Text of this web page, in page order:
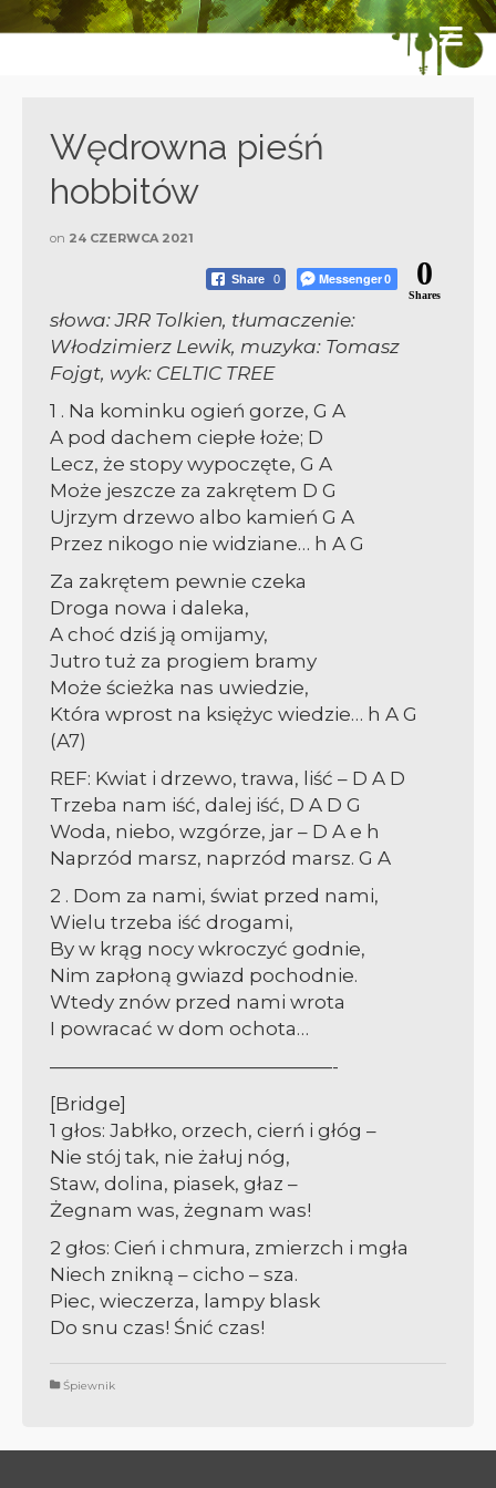
Wędrowna pieśń
hobbitów
on 24 CZERWCA 2021
Share 0 Messenger0 0
Shares
słowa: JRR Tolkien, tłumaczenie:
Włodzimierz Lewik, muzyka: Tomasz
Fojgt, wyk: CELTIC TREE
1 . Na kominku ogień gorze, G A
A pod dachem ciepłe łoże; D
Lecz, że stopy wypoczęte, G A
Może jeszcze za zakrętem D G
Ujrzym drzewo albo kamień G A
Przez nikogo nie widziane… h A G
Za zakrętem pewnie czeka
Droga nowa i daleka,
A choć dziś ją omijamy,
Jutro tuż za progiem bramy
Może ścieżka nas uwiedzie,
Która wprost na księżyc wiedzie… h A G
(A7)
REF: Kwiat i drzewo, trawa, liść – D A D
Trzeba nam iść, dalej iść, D A D G
Woda, niebo, wzgórze, jar – D A e h
Naprzód marsz, naprzód marsz. G A
2 . Dom za nami, świat przed nami,
Wielu trzeba iść drogami,
By w krąg nocy wkroczyć godnie,
Nim zapłoną gwiazd pochodnie.
Wtedy znów przed nami wrota
I powracać w dom ochota…
———————————————-
[Bridge]
1 głos: Jabłko, orzech, cierń i głóg –
Nie stój tak, nie żałuj nóg,
Staw, dolina, piasek, głaz –
Żegnam was, żegnam was!
2 głos: Cień i chmura, zmierzch i mgła
Niech znikną – cicho – sza.
Piec, wieczerza, lampy blask
Do snu czas! Śnić czas!
Śpiewnik